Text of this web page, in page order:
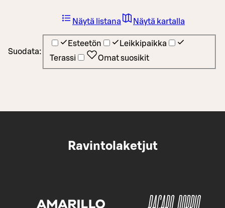
Suodata:
Esteetön
Leikkipaikka
Terassi
Omat suosikit
Näytä listana Näytä kartalla
Ravintolaketjut